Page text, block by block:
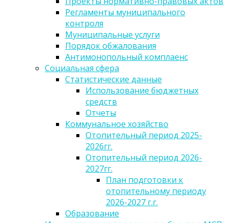
Регламенты муниципального
контроля
Муниципальные услуги
Порядок обжалования
Антимонопольный комплаенс
Социальная сфера
Статистические данные
Использование бюджетных
средств
Отчеты
Коммунальное хозяйство
Отопительный период 2025-
2026гг.
Отопительный период 2026-
2027гг.
План подготовки к
отопительному периоду
2026-2027 г.г.
Образование